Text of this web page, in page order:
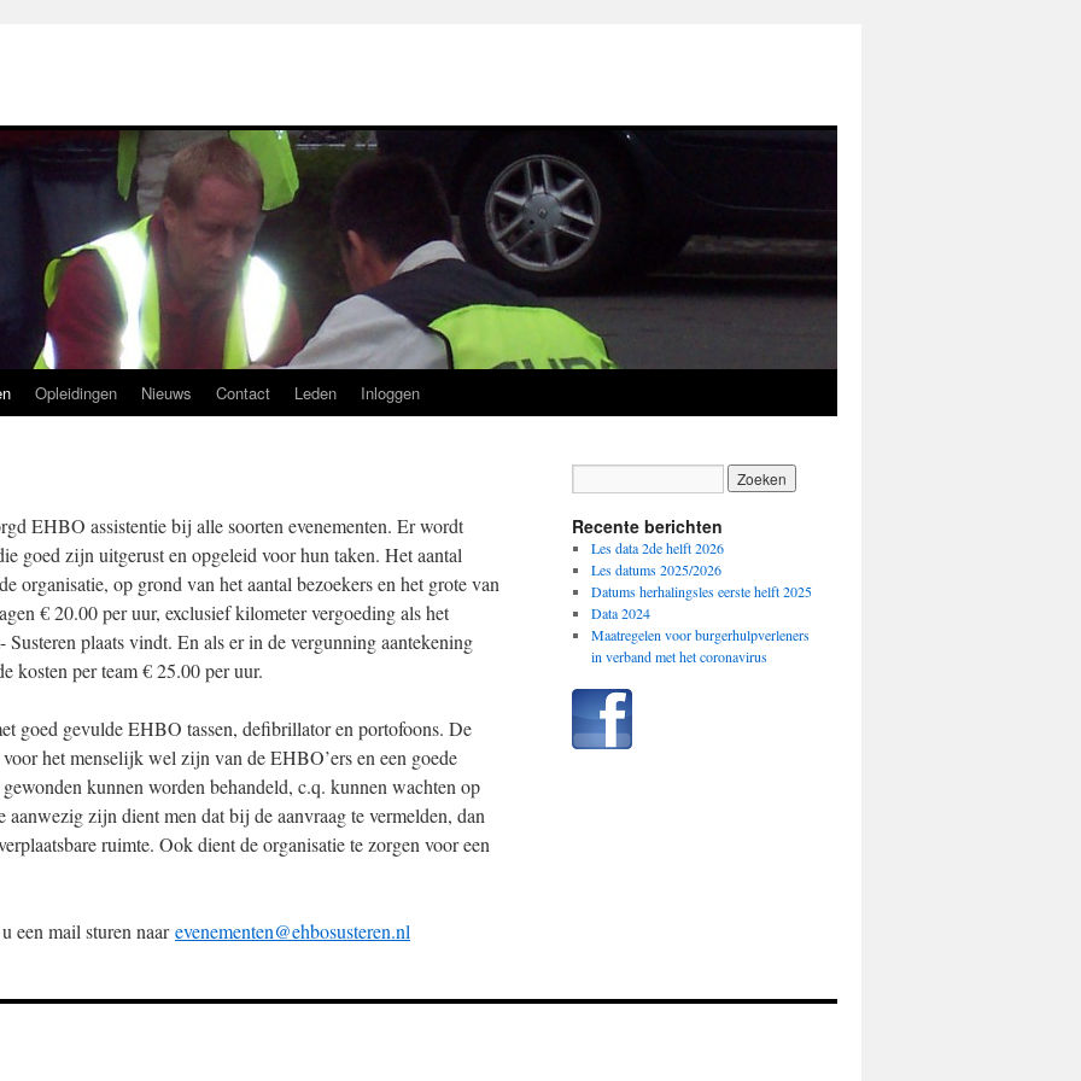
Opleidingen Nieuws Contact Leden Inloggen
EHBO assistentie bij alle soorten evenementen. Er wordt
goed zijn uitgerust en opgeleid voor hun taken. Het aantal
organisatie, op grond van het aantal bezoekers en het grote van
€ 20.00 per uur, exclusief kilometer vergoeding als het
Susteren plaats vindt. En als er in de vergunning aantekening
kosten per team € 25.00 per uur.
goed gevulde EHBO tassen, defibrillator en portofoons. De
het menselijk wel zijn van de EHBO’ers en een goede
kunnen worden behandeld, c.q. kunnen wachten op
aanwezig zijn dient men dat bij de aanvraag te vermelden, dan
ruimte. Ook dient de organisatie te zorgen voor een
een mail sturen naarevenementen@ehbosusteren.nl
Recente berichten
Les data 2de helft 2026
Les datums 2025/2026
Datums herhalingsles eerste helft 2025
Data 2024
Maatregelen voor burgerhulpverleners
in verband met het coronavirus